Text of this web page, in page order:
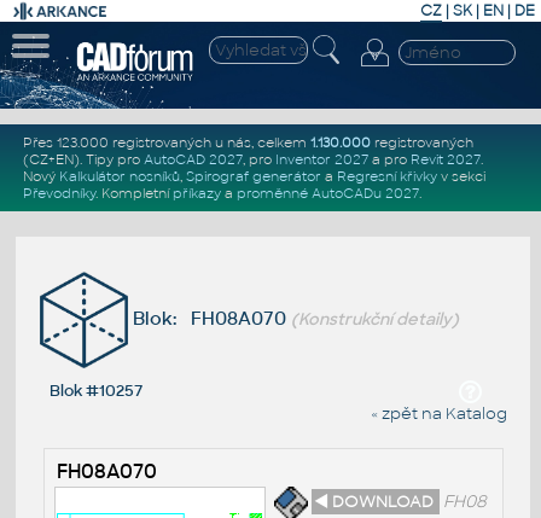
CZ | SK| EN | DE
Přes 123.000 registrovaných u nás, celkem 1.130.000registrovaných
(CZ+EN). Tipy pro AutoCAD 2027, pro Inventor 2027a pro Revit 2027.
Nový Kalkulátor nosníků, Spirograf generátor a Regresní křivkyv sekci
Převodníky. Kompletní příkazya proměnné AutoCADu 2027.
Blok: FH08A070 (Konstrukční detaily)
Blok #10257
« zpět na Katalog
FH08A070
◄ DOWNLOAD FH08